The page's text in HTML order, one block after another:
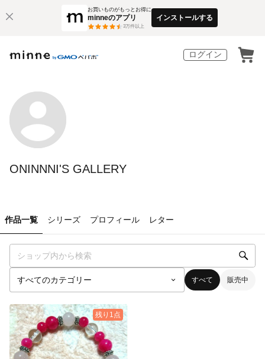
お買いものがもっとお得に
minneのアプリ
3万件以上
インストールする
ログイン
ONINNNI'S GALLERY
作品一覧 シリーズ プロフィール レター
すべて 販売中
残り1点